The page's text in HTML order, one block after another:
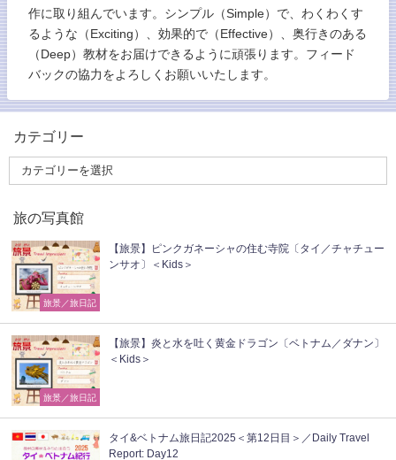
作に取り組んでいます。シンプル（Simple）で、わくわくす
るような（Exciting）、効果的で（Effective）、奥行きのある
（Deep）教材をお届けできるように頑張ります。フィード
バックの協力をよろしくお願いいたします。
カテゴリー
旅の写真館
旅景／旅日記
【旅景】ピンクガネーシャの住む寺院〔タイ／チャチュー
ンサオ〕＜Kids＞
旅景／旅日記
【旅景】炎と水を吐く黄金ドラゴン〔ベトナム／ダナン〕
＜Kids＞
タイ&ベトナム旅日記2025＜第12日目＞／Daily Travel
Report: Day12